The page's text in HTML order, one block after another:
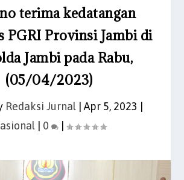
terima kedatangan
PGRI Provinsi Jambi di
Jambi pada Rabu,
(05/04/2023)
Redaksi Jurnal Apr 5, 2023
| 0 |